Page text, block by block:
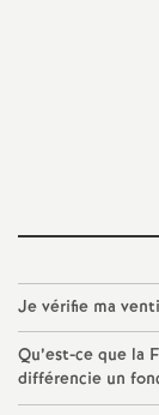
Je vérifie ma
Qu’est-ce que la
différencie un